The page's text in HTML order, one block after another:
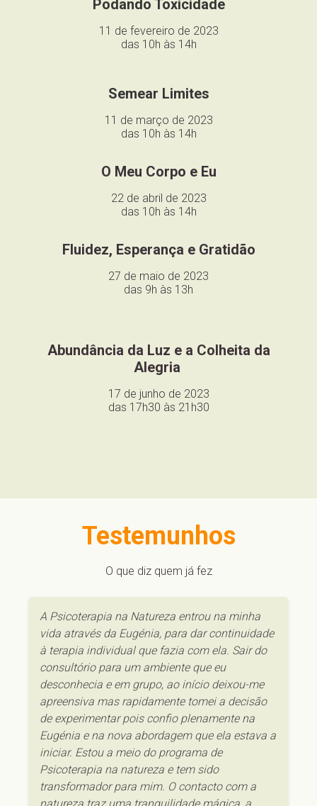
Podando Toxicidade
11 de fevereiro de 2023
das 10h às 14h
Semear Limites
11 de março de 2023
das 10h às 14h
O Meu Corpo e Eu
22 de abril de 2023
das 10h às 14h
Fluidez, Esperança e Gratidão
27 de maio de 2023
das 9h às 13h
Abundância da Luz e a Colheita da
Alegria
17 de junho de 2023
das 17h30 às 21h30
Testemunhos
O que diz quem já fez
A Psicoterapia na Natureza entrou na minha vida
através da Eugénia, para dar continuidade à
terapia individual que fazia com ela. Sair do
consultório para um ambiente que eu
desconhecia e em grupo, ao início deixou-me
apreensiva mas rapidamente tomei a decisão de
experimentar pois confio plenamente na Eugénia
e na nova abordagem que ela estava a iniciar.
Estou a meio do programa de Psicoterapia na
natureza e tem sido transformador para mim. O
contacto com a natureza traz uma tranquilidade
mágica, a confiança e o apoio que fui ganhando
Se participarem correm o sério risco de: ficar a
saber mais sobre os vossos medos, os vossos
talentos, coisas que estão escondidas e
precisam de sair cá para fora. Vão sentir-se
acolhidos pelo grupo e vão-se surpreender com
o que vão descobrir sobre vocês. Só têm de
experimentar de coração aberto, confiar e
deixar-se levar.
Sara
Marina
Ana Guimarães
Raquel
Raquel
John Smith
CEO